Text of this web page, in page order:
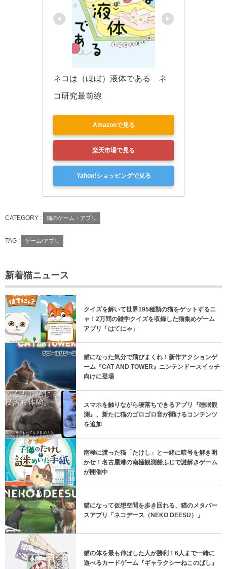
ネコは（ほぼ）液体である　ネ
コ研究最前線
Amazonで見る
楽天市場で見る
Yahoo!ショッピングで見る
CATEGORY : 猫のゲーム・アプリ
TAG : ゲーム/アプリ
新着猫ニュース
クイズを解いて世界195種類の猫をゲットするニ
ャ！2万問の雑学クイズを収録した猫集めゲーム
アプリ「はてにゃ」
猫になった気分で飛びまくれ！新作アクションゲ
ーム『CAT AND TOWER』ニンテンドースイッチ
向けに登場
スマホを触りながら寝落ちできるアプリ『睡眠観
測』、新たに猫のゴロゴロ音が聞けるコンテンツ
を追加
南極に渡った猫「たけし」と一緒に暗号を解き明
かせ！名古屋港の南極観測船ふじで謎解きゲーム
が開催中
猫になって仮想空間を歩き回れる、猫のメタバー
スアプリ「ネコデース（NEKO DEESU）」
猫の体を最も伸ばした人が勝利！6人まで一緒に
遊べるカードゲーム『ギャラクシーねこのばし』